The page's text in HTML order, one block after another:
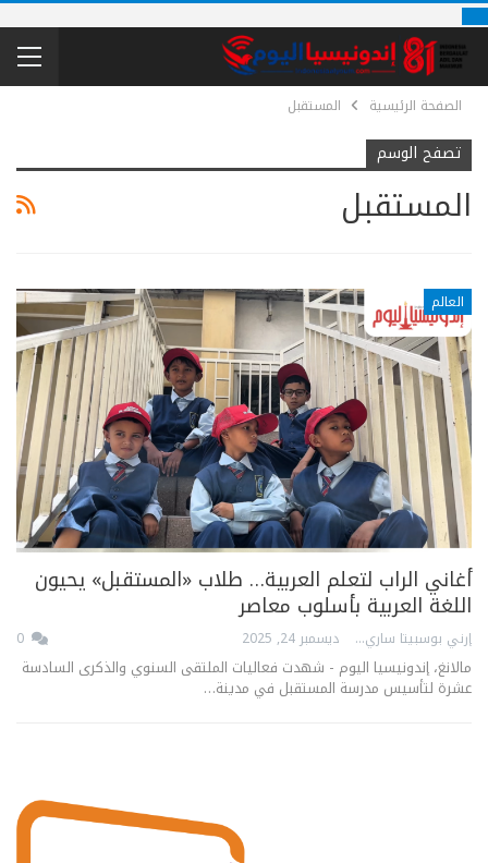
الصفحة الرئيسية المستقبل
تصفح الوسم
المستقبل
العالم
أغاني الراب لتعلم العربية… طلاب «المستقبل» يحيون
اللغة العربية بأسلوب معاصر
إرني بوسبيتا ساري ديسمبر 24, 2025
مالانغ، إندونيسيا اليوم - شهدت فعاليات الملتقى السنوي والذكرى السادسة
عشرة لتأسيس مدرسة المستقبل في مدينة…